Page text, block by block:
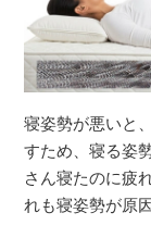
寝姿勢が悪いと
すため、寝る姿
さん寝たのに疲
れも寝姿勢が原